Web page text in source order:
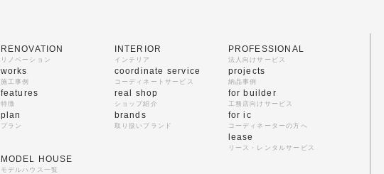
RENOVATION
リノベーション
works
施工事例
features
特徴
plan
プラン
INTERIOR
インテリア
coordinate service
コーディネートサービス
real shop
ショップ紹介
brands
取り扱いブランド
PROFESSIONAL
法人向けサービス
projects
納品事例
for builder
工務店向けサービス
for ic
コーディネーターの方へ
lease
リース・レンタルサービス
MODEL HOUSE
モデルハウス一覧